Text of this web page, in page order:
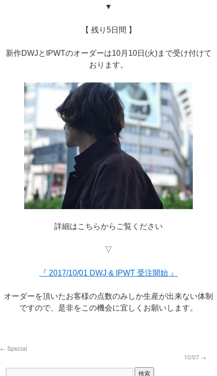
▼
【 残り5日間 】
新作DWJとIPWTのオーダーは10月10日(火)まで受け付けて
おります。
詳細はこちらからご覧ください
▽
『 2017/10/01 DWJ & IPWT 受注開始 』
オーダーを頂いたお客様の点数のみしか生産が出来ない体制
ですので、是非をこの機会に宜しくお願いします。
← Special
10/07 →